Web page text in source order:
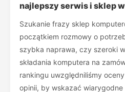
najlepszy serwis i sklep
Szukanie frazy sklep
początkiem rozmowy o
szybka naprawa, czy szeroki
składania komputera na
rankingu uwzględniliśmy
opinii, by wskazać